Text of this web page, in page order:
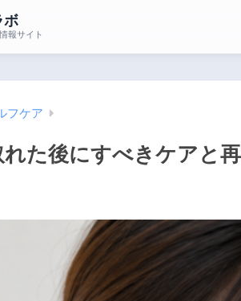
ボ
報サイト
フケア
た後にすべきケアと